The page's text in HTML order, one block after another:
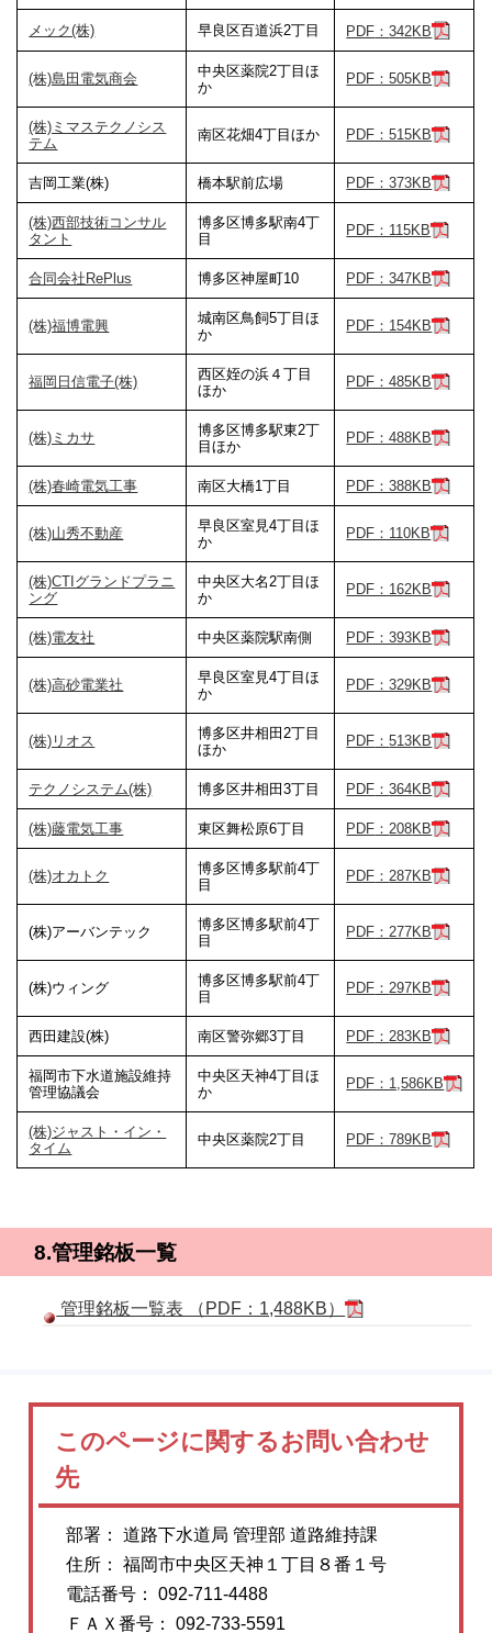
メック(株) 早良区百道浜2丁目 PDF ：342KB
(株)島田電気商会
中央区薬院2丁目ほ
か
PDF：505KB
(株)ミマステクノシス
テム
南区花畑4丁目ほか PDF：515KB
吉岡工業(株) 橋本駅前広場 PDF：373KB
(株)西部技術コンサル
タント
博多区博多駅南4丁
目
PDF：115KB
合同会社RePlus 博多区神屋町10 PDF：347KB
(株)福博電興
城南区鳥飼5丁目ほ
か
PDF：154KB
福岡日信電子(株)
西区姪の浜４丁目
ほか
PDF：485KB
(株)ミカサ
博多区博多駅東2丁
目ほか
PDF：488KB
(株)春崎電気工事 南区大橋1丁目 PDF：388KB
(株)山秀不動産
早良区室見4丁目ほ
か
PDF：110KB
(株)CTIグランドプラニ
ング
中央区大名2丁目ほ
か
PDF：162KB
(株)電友社 中央区薬院駅南側 PDF：393KB
(株)高砂電業社
早良区室見4丁目ほ
か
PDF：329KB
(株)リオス
博多区井相田2丁目
ほか
PDF ：513KB
テクノシステム(株) 博多区井相田3丁目 PDF ：364KB
(株)藤電気工事 東区舞松原6丁目 PDF ：208KB
(株)オカトク
博多区博多駅前4丁
目
PDF ：287KB
(株)アーバンテック
博多区博多駅前4丁
目
PDF ：277KB
(株)ウィング
博多区博多駅前4丁
目
PDF ：297KB
西田建設(株) 南区警弥郷3丁目 PDF ：283KB
福岡市下水道施設維持
管理協議会
中央区天神4丁目ほ
か
PDF：1,586KB
(株)ジャスト・イン・
タイム
中央区薬院2丁目 PDF：789KB
8.管理銘板一覧
管理銘板一覧表 （PDF：1,488KB）
このページに関するお問い合わせ
先
部署： 道路下水道局 管理部 道路維持課
住所： 福岡市中央区天神１丁目８番１号
電話番号： 092-711-4488
ＦＡＸ番号： 092-733-5591